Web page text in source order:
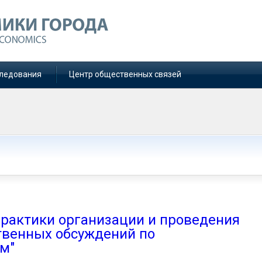
Центр общественных связей
организации и проведения
обсуждений по